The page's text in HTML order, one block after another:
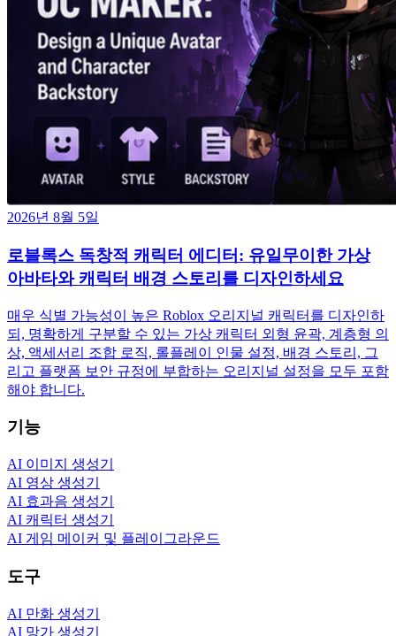
2026년 8월 5일
로블록스 독창적 캐릭터 에디터: 유일무이한 가상
아바타와 캐릭터 배경 스토리를 디자인하세요
매우 식별 가능성이 높은 Roblox 오리지널 캐릭터를 디자인하
되, 명확하게 구분할 수 있는 가상 캐릭터 외형 윤곽, 계층형 의
상, 액세서리 조합 로직, 롤플레이 인물 설정, 배경 스토리, 그
리고 플랫폼 보안 규정에 부합하는 오리지널 설정을 모두 포함
해야 합니다.
기능
AI 이미지 생성기
AI 영상 생성기
AI 효과음 생성기
AI 캐릭터 생성기
AI 게임 메이커 및 플레이그라운드
도구
AI 만화 생성기
AI 망가 생성기